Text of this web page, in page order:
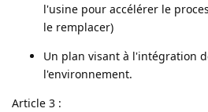
l'usine pour accélérer le
le remplacer)
Un plan visant à l'intégration
l'environnement.
Article 3 :